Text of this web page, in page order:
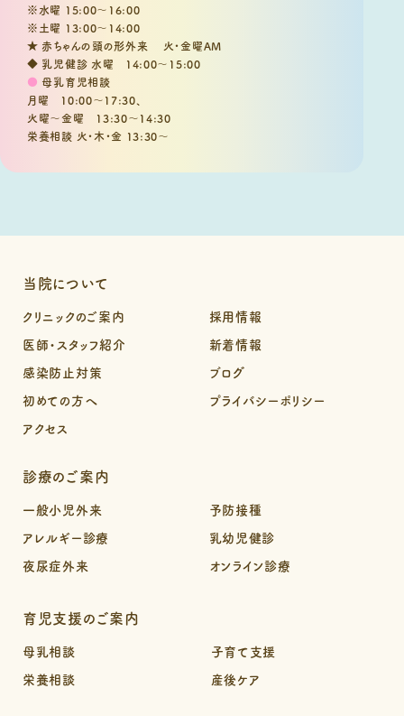
※水曜 15:00～16:00
※土曜 13:00～14:00
★ 赤ちゃんの頭の形外来 火・金曜AM
◆ 乳児健診 水曜 14:00～15:00
● 母乳育児相談
月曜 10:00～17:30、
火曜～金曜 13:30～14:30
栄養相談 火・木・金 13:30～
当院について
クリニックのご案内
医師・スタッフ紹介
感染防止対策
初めての方へ
アクセス
採用情報
新着情報
ブログ
プライバシーポリシー
診療のご案内
一般小児外来
アレルギー診療
夜尿症外来
予防接種
乳幼児健診
オンライン診療
育児支援のご案内
母乳相談
栄養相談
子育て支援
産後ケア